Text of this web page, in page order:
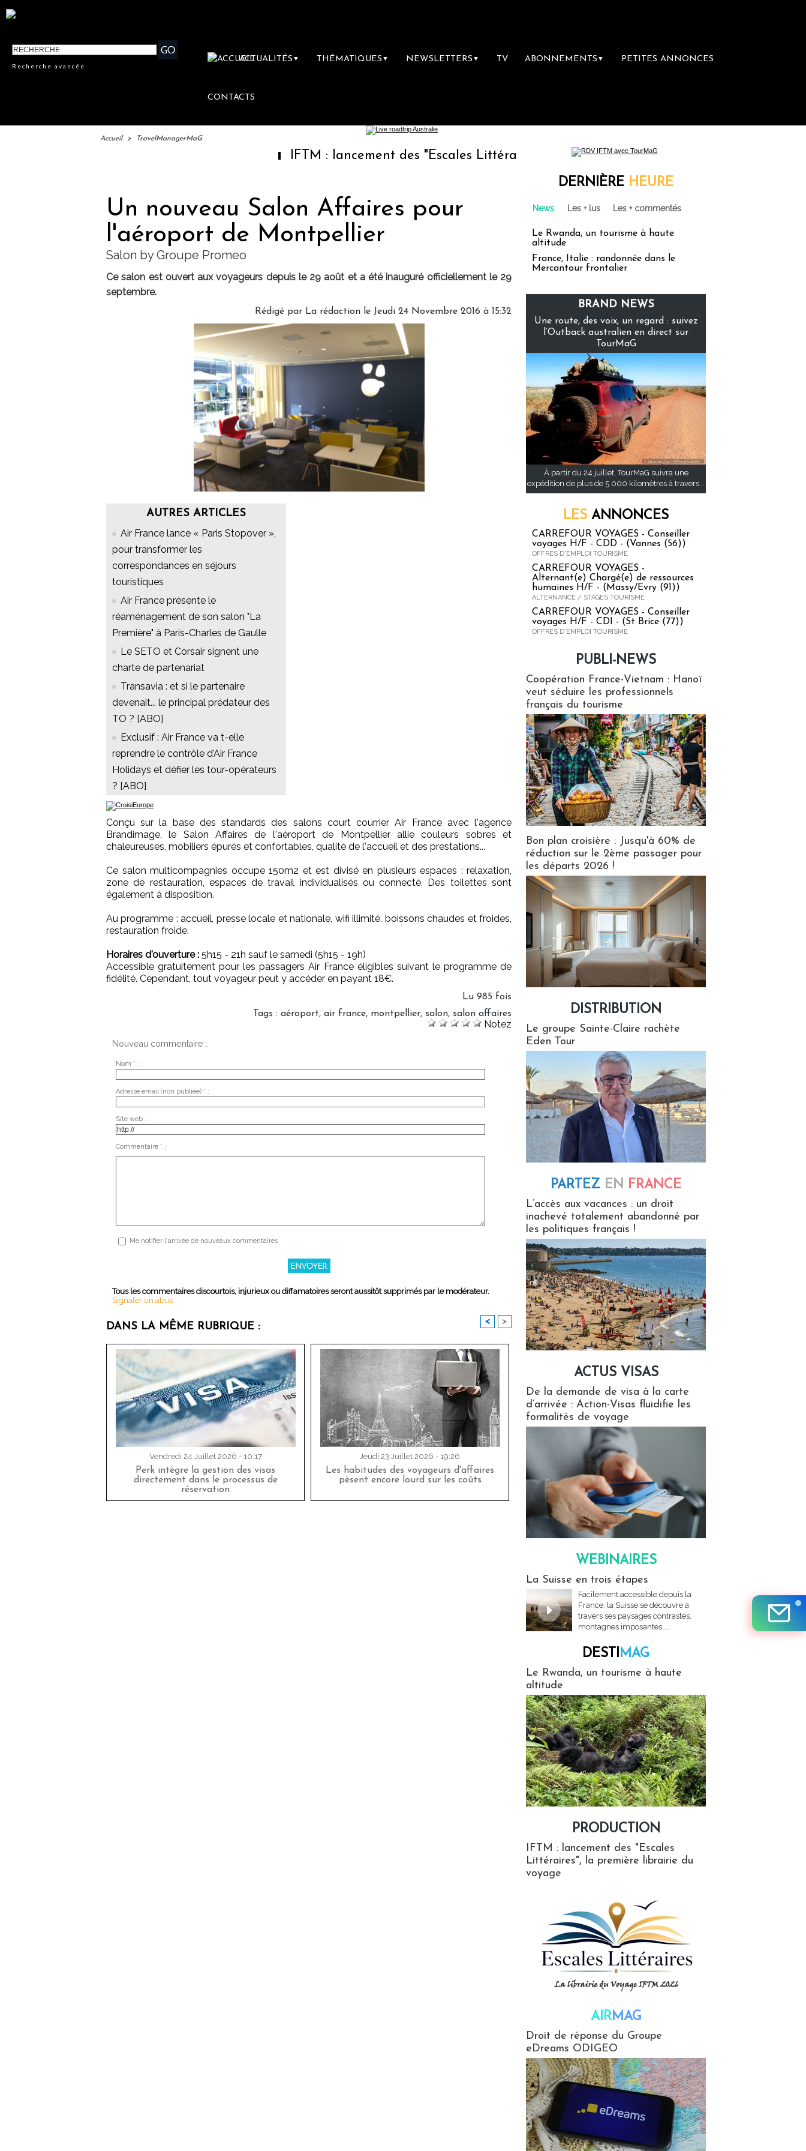
Recherche avancée
ACTUALITÉS ▼ THÉMATIQUES ▼ NEWSLETTERS ▼ TV ABONNEMENTS ▼ PETITES ANNONCES
CONTACTS
Accueil > TravelManagerMaG
IFTM : lancement des "Escales Littéraires", la première librairie du voyage
Un nouveau Salon Affaires pour
l'aéroport de Montpellier
Salon by Groupe Promeo
Ce salon est ouvert aux voyageurs depuis le 29 août et a été inauguré officiellement le 29
septembre.
Rédigé par La rédaction le Jeudi 24 Novembre 2016 à 15:32
AUTRES ARTICLES
Air France lance « Paris Stopover »,
pour transformer les
correspondances en séjours
touristiques
Air France présente le
réaménagement de son salon "La
Première" à Paris-Charles de Gaulle
Le SETO et Corsair signent une
charte de partenariat
Transavia : et si le partenaire
devenait... le principal prédateur des
TO ? [ABO]
Exclusif : Air France va t-elle
reprendre le contrôle d’Air France
Holidays et défier les tour-opérateurs
? [ABO]
Conçu sur la base des standards des salons court courrier Air France avec l'agence
Brandimage, le Salon Affaires de l'aéroport de Montpellier allie couleurs sobres et
chaleureuses, mobiliers épurés et confortables, qualité de l'accueil et des prestations...
Ce salon multicompagnies occupe 150m2 et est divisé en plusieurs espaces : relaxation,
zone de restauration, espaces de travail individualisés ou connecté. Des toilettes sont
également à disposition.
Au programme : accueil, presse locale et nationale, wifi illimité, boissons chaudes et froides,
restauration froide.
Horaires d'ouverture : 5h15 - 21h sauf le samedi (5h15 - 19h)
Accessible gratuitement pour les passagers Air France éligibles suivant le programme de
fidélité. Cependant, tout voyageur peut y accéder en payant 18€.
Lu 985 fois
Tags : aéroport, air france, montpellier, salon, salon affaires
Notez
Nouveau commentaire :
Nom * :
Adresse email (non publiée) * :
Site web :
Commentaire * :
Me notifier l'arrivée de nouveaux commentaires
Tous les commentaires discourtois, injurieux ou diffamatoires seront aussitôt supprimés par le modérateur.
Signaler un abus
DANS LA MÊME RUBRIQUE : < >
Vendredi 24 Juillet 2026 - 10:17
Perk intègre la gestion des visas
directement dans le processus de
réservation
Jeudi 23 Juillet 2026 - 19:26
Les habitudes des voyageurs d'affaires
pèsent encore lourd sur les coûts
DERNIÈRE HEURE
News Les + lus Les + commentés
Le Rwanda, un tourisme à haute
altitude
France, Italie : randonnée dans le
Mercantour frontalier
BRAND NEWS
Une route, des voix, un regard : suivez
l’Outback australien en direct sur
TourMaG
À partir du 24 juillet, TourMaG suivra une
expédition de plus de 5 000 kilomètres à travers...
LES ANNONCES
CARREFOUR VOYAGES - Conseiller
voyages H/F - CDD - (Vannes (56))
OFFRES D'EMPLOI TOURISME
CARREFOUR VOYAGES -
Alternant(e) Chargé(e) de ressources
humaines H/F - (Massy/Evry (91))
ALTERNANCE / STAGES TOURISME
CARREFOUR VOYAGES - Conseiller
voyages H/F - CDI - (St Brice (77))
OFFRES D'EMPLOI TOURISME
PUBLI-NEWS
Coopération France-Vietnam : Hanoï
veut séduire les professionnels
français du tourisme
Bon plan croisière : Jusqu'à 60% de
réduction sur le 2ème passager pour
les départs 2026 !
DISTRIBUTION
Le groupe Sainte-Claire rachète
Eden Tour
PARTEZ EN FRANCE
L’accès aux vacances : un droit
inachevé totalement abandonné par
les politiques français !
ACTUS VISAS
De la demande de visa à la carte
d’arrivée : Action-Visas fluidifie les
formalités de voyage
WEBINAIRES
La Suisse en trois étapes
Facilement accessible depuis la
France, la Suisse se découvre à
travers ses paysages contrastés,
montagnes imposantes,...
DESTIMAG
Le Rwanda, un tourisme à haute
altitude
PRODUCTION
IFTM : lancement des "Escales
Littéraires", la première librairie du
voyage
AIRMAG
Droit de réponse du Groupe
eDreams ODIGEO